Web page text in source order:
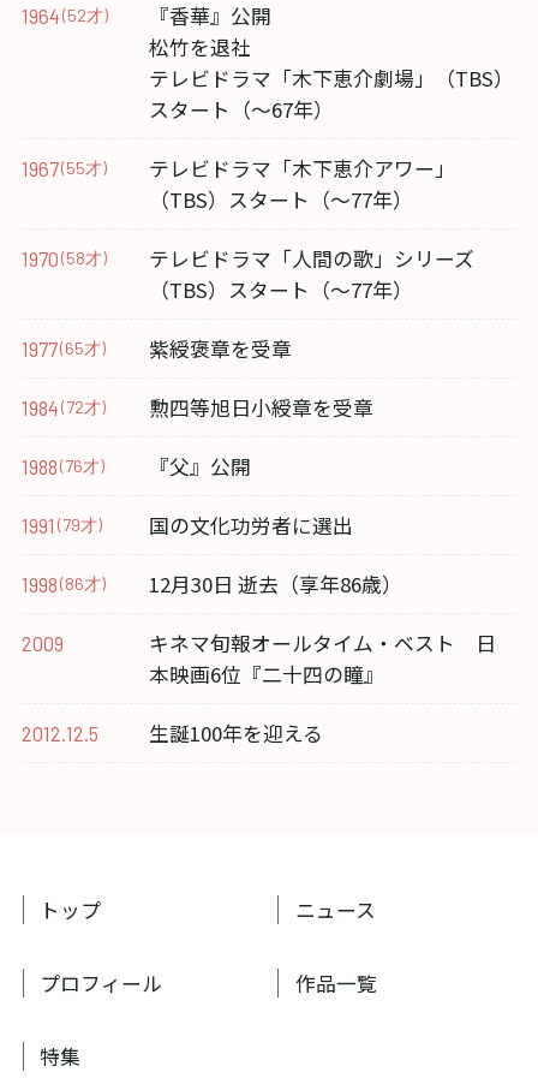
1964(52才)
『香華』公開
松竹を退社
テレビドラマ「木下恵介劇場」（TBS）
スタート（～67年）
1967(55才)
テレビドラマ「木下恵介アワー」
（TBS）スタート（～77年）
1970(58才)
テレビドラマ「人間の歌」シリーズ
（TBS）スタート（～77年）
1977(65才) 紫綬褒章を受章
1984(72才) 勲四等旭日小綬章を受章
1988(76才) 『父』公開
1991 (79才) 国の文化功労者に選出
1998(86才) 12月30日 逝去（享年86歳）
2009
キネマ旬報オールタイム・ベスト 日
本映画6位『二十四の瞳』
2012.12.5 生誕100年を迎える
トップ ニュース
プロフィール 作品一覧
特集